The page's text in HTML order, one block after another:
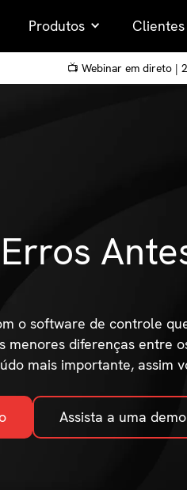
Produtos Clientes
📺 Webinar em direto |
o software de controle
menores diferenças entre
mais importante, assim
Assista a uma